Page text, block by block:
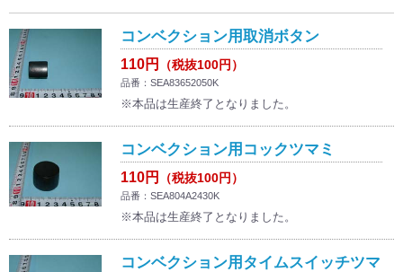
コンベクション用取消ボタン
110円 （税抜100円）
品番：SEA83652050K
※本品は生産終了となりました。
コンベクション用コックツマミ
110円 （税抜100円）
品番：SEA804A2430K
※本品は生産終了となりました。
コンベクション用タイムスイッチツマ